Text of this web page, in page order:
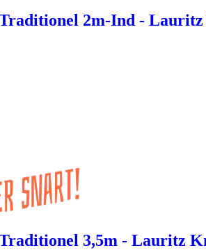
2m-Ind - Lauritz
3,5m - Lauritz